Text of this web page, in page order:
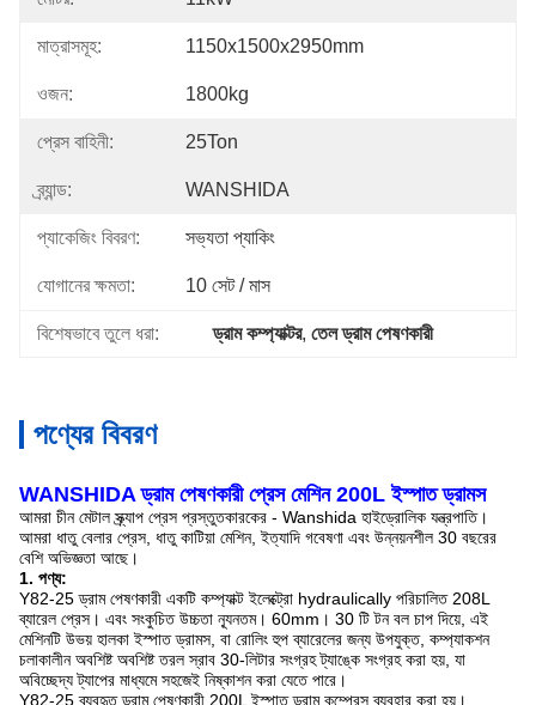
মাত্রাসমূহ: 1150x1500x2950mm
ওজন: 1800kg
প্রেস বাহিনী: 25Ton
ব্র্যান্ড: WANSHIDA
প্যাকেজিং বিবরণ: সভ্যতা প্যাকিং
যোগানের ক্ষমতা: 10 সেট / মাস
বিশেষভাবে তুলে ধরা: ড্রাম কম্প্যাক্টর, তেল ড্রাম পেষণকারী
পণ্যের বিবরণ
WANSHIDA ড্রাম পেষণকারী প্রেস মেশিন 200L ইস্পাত ড্রামস
আমরা চীন মেটাল স্ক্র্যাপ প্রেস প্রস্তুতকারকের - Wanshida হাইড্রোলিক যন্ত্রপাতি।
আমরা ধাতু বেলার প্রেস, ধাতু কাটিয়া মেশিন, ইত্যাদি গবেষণা এবং উন্নয়নশীল 30 বছরের
বেশি অভিজ্ঞতা আছে।
1. পণ্য:
Y82-25 ড্রাম পেষণকারী একটি কম্প্যাক্ট ইলেক্ট্রো hydraulically পরিচালিত 208L
ব্যারেল প্রেস। এবং সংকুচিত উচ্চতা ন্যূনতম। 60mm। 30 টি টন বল চাপ দিয়ে, এই
মেশিনটি উভয় হালকা ইস্পাত ড্রামস, বা রোলিং হুপ ব্যারেলের জন্য উপযুক্ত, কম্প্যাকশন
চলাকালীন অবশিষ্ট অবশিষ্ট তরল স্রাব 30-লিটার সংগ্রহ ট্যাঙ্কে সংগ্রহ করা হয়, যা
অবিচ্ছেদ্য ট্যাপের মাধ্যমে সহজেই নিষ্কাশন করা যেতে পারে।
Y82-25 ব্যবহৃত ড্রাম পেষণকারী 200L ইস্পাত ড্রাম কম্প্রেস ব্যবহার করা হয়।